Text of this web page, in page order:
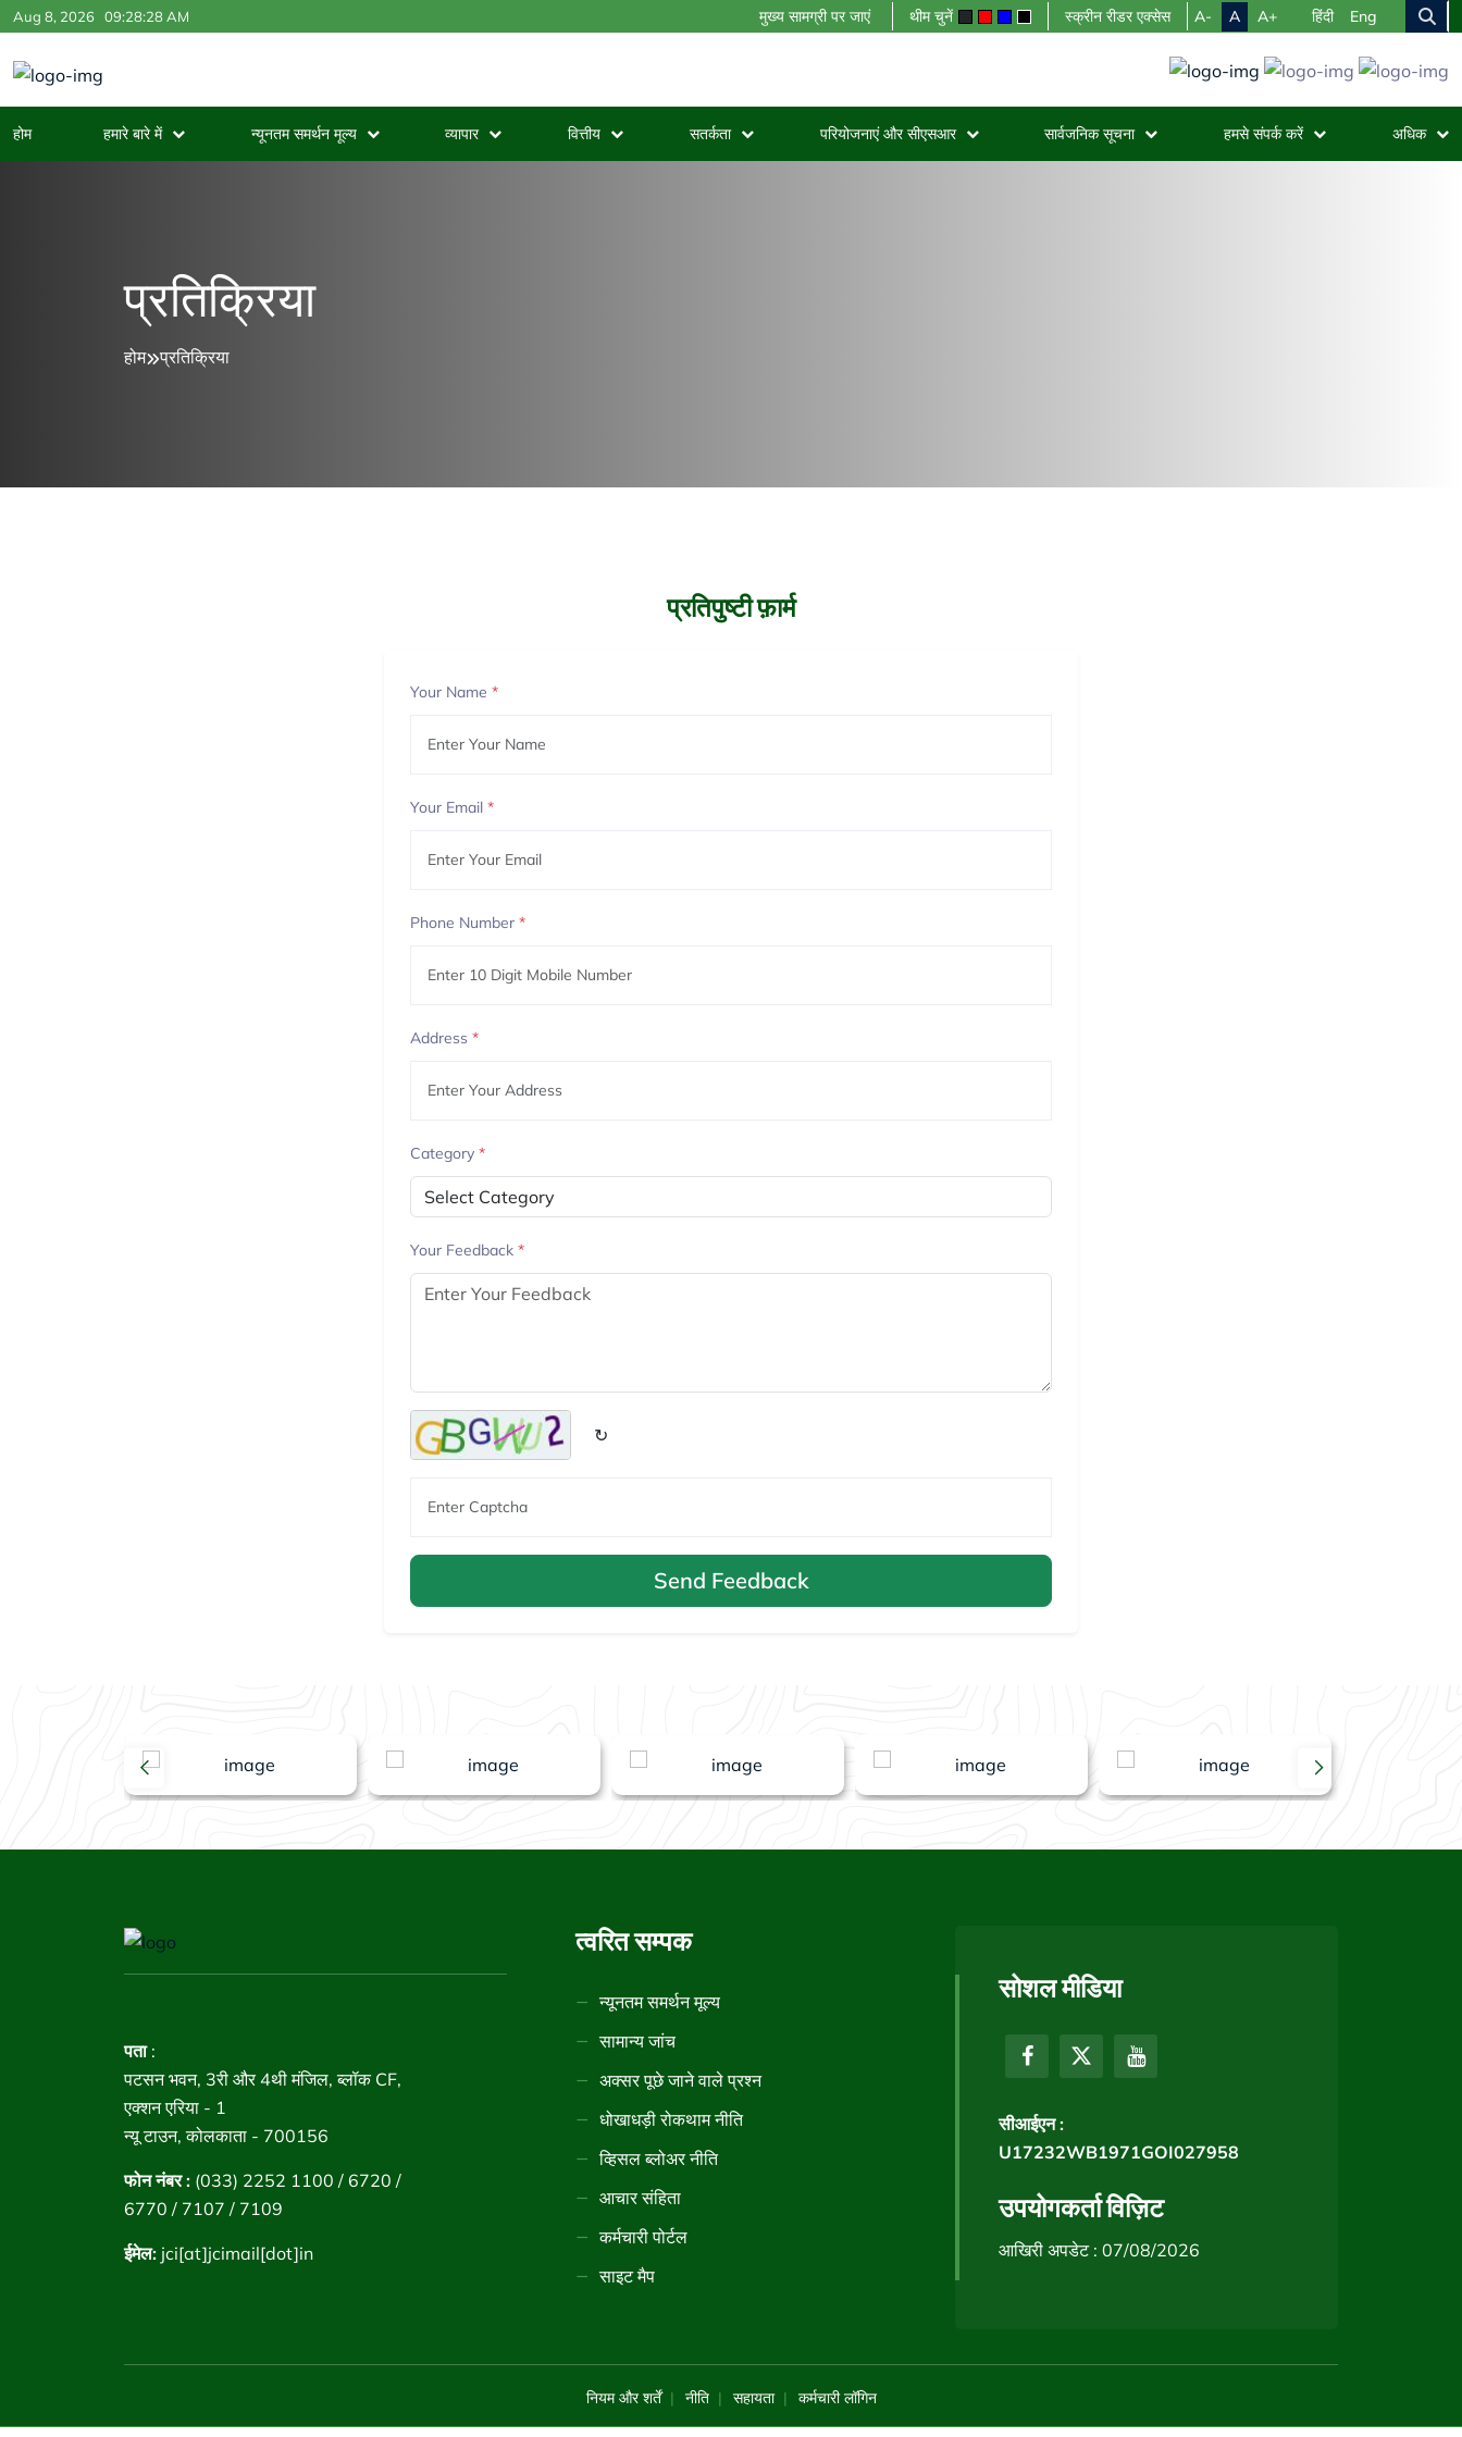
Aug 8, 2026 09:28:28 AM मुख्य सामग्री पर जाएं थीम चुनें स्क्रीन रीडर एक्सेस A- A A+ हिंदी Eng
होम हमारे बारे में न्यूनतम समर्थन मूल्य व्यापार वित्तीय सतर्कता परियोजनाएं और सीएसआर सार्वजनिक सूचना हमसे संपर्क करें अधिक
प्रतिक्रिया
होम प्रतिक्रिया
प्रतिपुष्टी फ़ार्म
Your Name *
Your Email *
Phone Number *
Address *
Category *
Your Feedback *
↻
Send Feedback
पता:
पटसन भवन, 3री और 4थी मंजिल, ब्लॉक CF,
एक्शन एरिया - 1
न्यू टाउन, कोलकाता - 700156
फोन नंबर : (033) 2252 1100 / 6720 /
6770 / 7107 / 7109
ईमेल: jci[at]jcimail[dot]in
त्वरित सम्पक
न्यूनतम समर्थन मूल्य
सामान्य जांच
अक्सर पूछे जाने वाले प्रश्न
धोखाधड़ी रोकथाम नीति
व्हिसल ब्लोअर नीति
आचार संहिता
कर्मचारी पोर्टल
साइट मैप
सोशल मीडिया
सीआईएन :
U17232WB1971GOI027958
उपयोगकर्ता विज़िट
आखिरी अपडेट : 07/08/2026
नियम और शर्तें नीति सहायता कर्मचारी लॉगिन